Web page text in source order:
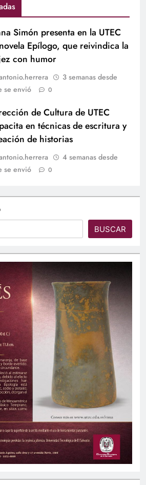
Simón presenta en la UTEC
Epílogo, que reivindica la
con humor
3 semanas desde
se envió
0
de Cultura de UTEC
en técnicas de escritura y
de historias
4 semanas desde
se envió
0
BUSCAR